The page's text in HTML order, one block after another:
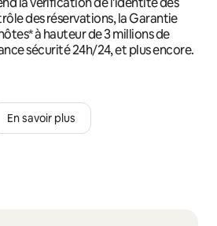
des réservations, la Garantie
à hauteur de 3 millions de
sécurité 24h/24, et plus encore.
En savoir plus